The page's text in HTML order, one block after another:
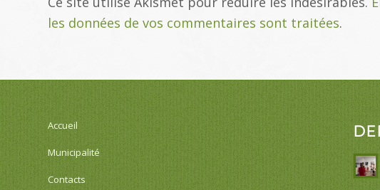
les données de vos commentaires sont traitées.
Accueil
Municipalité
Contacts